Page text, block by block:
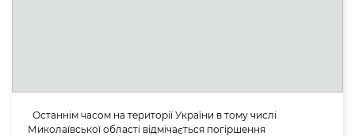
Останнім часом на території України в тому числі
Миколаївської області відмічається погіршення